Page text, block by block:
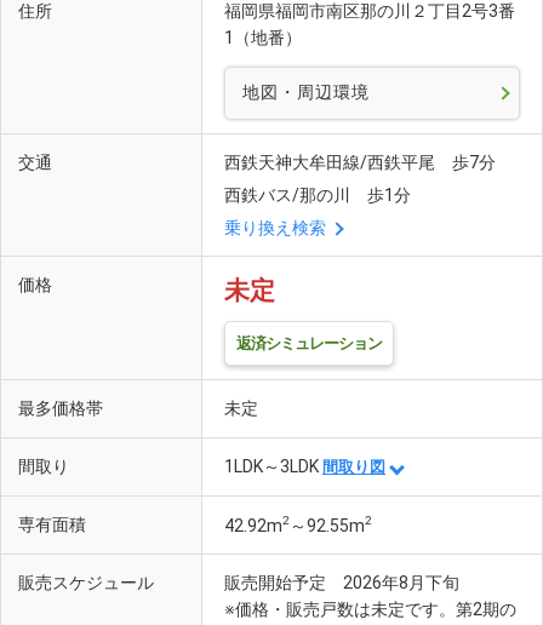
住所
福岡県福岡市南区那の川２丁目2号3番
1（地番）
地図・周辺環境
交通
西鉄天神大牟田線/西鉄平尾 歩7分
西鉄バス/那の川 歩1分
乗り換え検索
価格 未定
返済シミュレーション
最多価格帯 未定
間取り 1LDK～3LDK 間取り図
専有面積 42.92m2 ～92.55m2
販売スケジュール
販売開始予定 2026年8月下旬
※価格・販売戸数は未定です。第2期の